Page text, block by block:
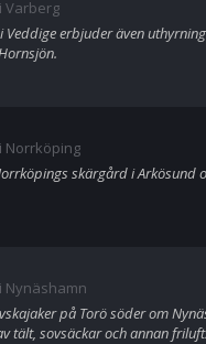
Varberg
Veddige erbjuder även
Norrköping
skärgård i Arkösund
Nynäshamn
på Torö söder om
tält, sovsäckar och annan